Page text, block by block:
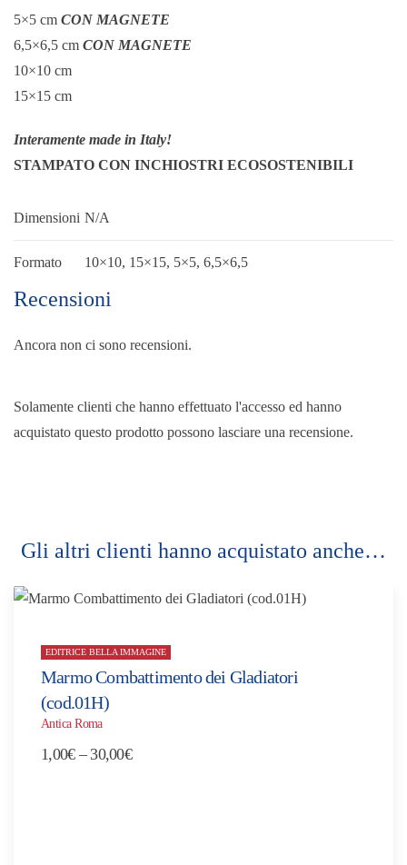
5×5 cm CON MAGNETE
6,5×6,5 cm CON MAGNETE
10×10 cm
15×15 cm
Interamente made in Italy!
STAMPATO CON INCHIOSTRI ECOSOSTENIBILI
Dimensioni N/A
Formato 10×10, 15×15, 5×5, 6,5×6,5
Recensioni
Ancora non ci sono recensioni.
Solamente clienti che hanno effettuato l'accesso ed hanno
acquistato questo prodotto possono lasciare una recensione.
Gli altri clienti hanno acquistato anche…
EDITRICE BELLA IMMAGINE
Marmo Combattimento dei Gladiatori
(cod.01H)
Antica Roma
1,00€ – 30,00€Fascia